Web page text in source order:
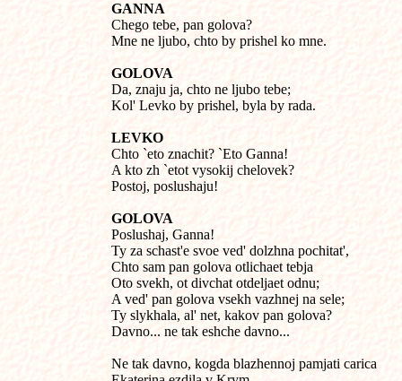
GANNA
Chego tebe, pan golova?
Mne ne ljubo, chto by prishel ko mne.
GOLOVA
Da, znaju ja, chto ne ljubo tebe;
Kol' Levko by prishel, byla by rada.
LEVKO
Chto `eto znachit? `Eto Ganna!
A kto zh `etot vysokij chelovek?
Postoj, poslushaju!
GOLOVA
Poslushaj, Ganna!
Ty za schast'e svoe ved' dolzhna pochitat',
Chto sam pan golova otlichaet tebja
Oto svekh, ot divchat otdeljaet odnu;
A ved' pan golova vsekh vazhnej na sele;
Ty slykhala, al' net, kakov pan golova?
Davno... ne tak eshche davno...
Ne tak davno, kogda blazhennoj pamjati carica